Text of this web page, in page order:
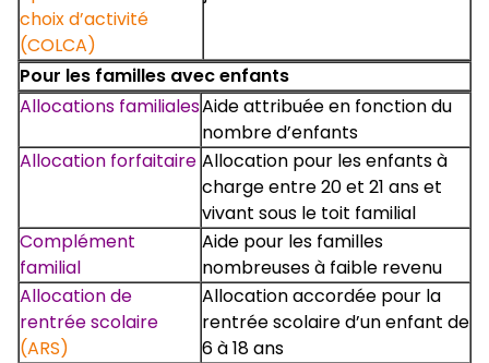
choix d’activité
(COLCA)
Pour les familles avec enfants
Allocations familialesAide attribuée en fonction du
nombre d’enfants
Allocation forfaitaire Allocation pour les enfants à
charge entre 20 et 21 ans et
vivant sous le toit familial
Complément
familial
Aide pour les familles
nombreuses à faible revenu
Allocation de
rentrée scolaire
(ARS)
Allocation accordée pour la
rentrée scolaire d’un enfant de
6 à 18 ans